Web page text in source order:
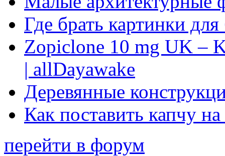
Где брать картинки
Zopiclone 10 mg UK –
| allDayawake
Деревянные
Как поставить капчу
перейти в форум